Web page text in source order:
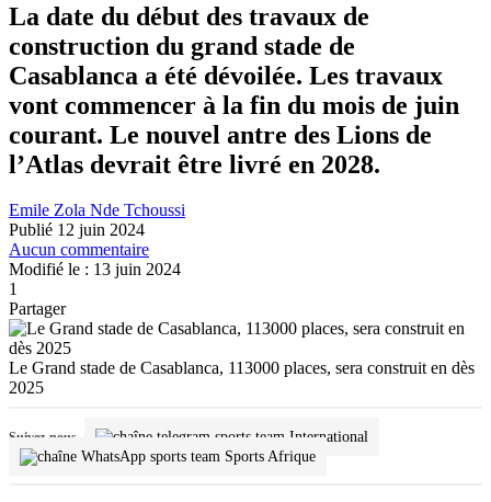
La date du début des travaux de
construction du grand stade de
Casablanca a été dévoilée. Les travaux
vont commencer à la fin du mois de juin
courant. Le nouvel antre des Lions de
l’Atlas devrait être livré en 2028.
Emile Zola Nde Tchoussi
Publié 12 juin 2024
Aucun commentaire
Modifié le : 13 juin 2024
1
Partager
Le Grand stade de Casablanca, 113000 places, sera construit en dès
2025
Suivez-nous
International
Sports Afrique